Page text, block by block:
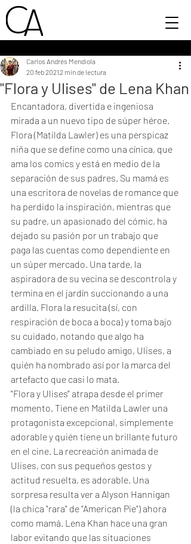
"Flora y Ulises" de Lena Khan
Carlos Andrés Mendiola
20 feb 20212 min de lectura
Encantadora, divertida e ingeniosa
mirada a un nuevo tipo de súper héroe.
Flora (Matilda Lawler) es una perspicaz
niña que se define como una cínica, que
ama los comics y está en medio de la
separación de sus padres. Su mamá es
una escritora de novelas de romance que
ha perdido la inspiración, mientras que
su padre, un apasionado del cómic, ha
dejado su pasión por un trabajo que
paga las cuentas como dependiente en
un súper mercado. Una tarde, la
aspiradora de su vecina se descontrola y
termina en el jardín succionando a una
ardilla. Flora la resucita (sí, con
respiración de boca a boca) y toma bajo
su cuidado, notando que algo ha
cambiado en su peludo amigo, Ulises, a
quién ha nombrado así por la marca del
artefacto que casi lo mata.
"Flora y Ulises" atrapa desde el primer
momento. Tiene en Matilda Lawler una
protagonista excepcional, simplemente
adorable y quién tiene un brillante futuro
en el cine. La recreación animada de
Ulises, con sus pequeños gestos y
actitud resuelta, es adorable. Una
sorpresa resulta ver a Alyson Hannigan
(la chica "rara" de "American Pie") ahora
como mamá. Lena Khan hace una gran
labor evitando que las situaciones